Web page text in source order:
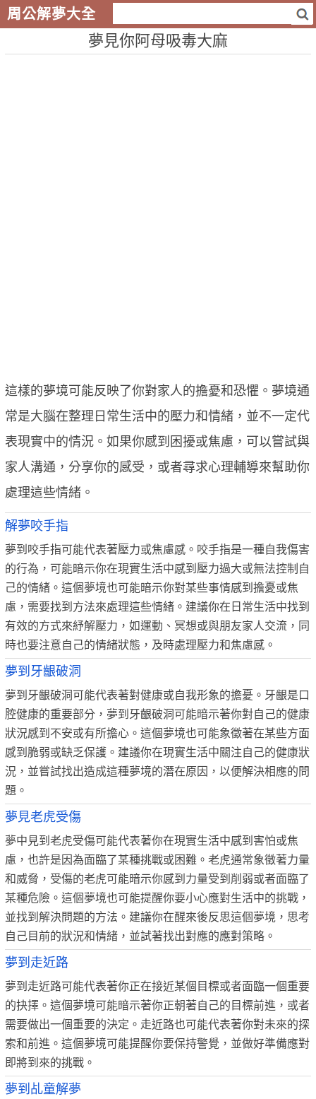
周公解夢大全
夢見你阿母吸毒大麻
這樣的夢境可能反映了你對家人的擔憂和恐懼。夢境通
常是大腦在整理日常生活中的壓力和情緒，並不一定代
表現實中的情況。如果你感到困擾或焦慮，可以嘗試與
家人溝通，分享你的感受，或者尋求心理輔導來幫助你
處理這些情緒。
解夢咬手指
夢到咬手指可能代表著壓力或焦慮感。咬手指是一種自我傷害
的行為，可能暗示你在現實生活中感到壓力過大或無法控制自
己的情緒。這個夢境也可能暗示你對某些事情感到擔憂或焦
慮，需要找到方法來處理這些情緒。建議你在日常生活中找到
有效的方式來紓解壓力，如運動、冥想或與朋友家人交流，同
時也要注意自己的情緒狀態，及時處理壓力和焦慮感。
夢到牙齦破洞
夢到牙齦破洞可能代表著對健康或自我形象的擔憂。牙齦是口
腔健康的重要部分，夢到牙齦破洞可能暗示著你對自己的健康
狀況感到不安或有所擔心。這個夢境也可能象徵著在某些方面
感到脆弱或缺乏保護。建議你在現實生活中關注自己的健康狀
況，並嘗試找出造成這種夢境的潛在原因，以便解決相應的問
題。
夢見老虎受傷
夢中見到老虎受傷可能代表著你在現實生活中感到害怕或焦
慮，也許是因為面臨了某種挑戰或困難。老虎通常象徵著力量
和威脅，受傷的老虎可能暗示你感到力量受到削弱或者面臨了
某種危險。這個夢境也可能提醒你要小心應對生活中的挑戰，
並找到解決問題的方法。建議你在醒來後反思這個夢境，思考
自己目前的狀況和情緒，並試著找出對應的應對策略。
夢到走近路
夢到走近路可能代表著你正在接近某個目標或者面臨一個重要
的抉擇。這個夢境可能暗示著你正朝著自己的目標前進，或者
需要做出一個重要的決定。走近路也可能代表著你對未來的探
索和前進。這個夢境可能提醒你要保持警覺，並做好準備應對
即將到來的挑戰。
夢到乩童解夢